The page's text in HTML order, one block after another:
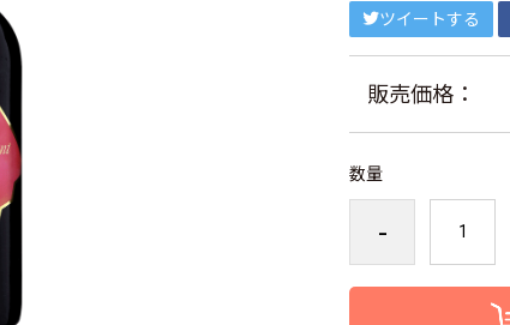
ツイートする
販売価格：
数量
-